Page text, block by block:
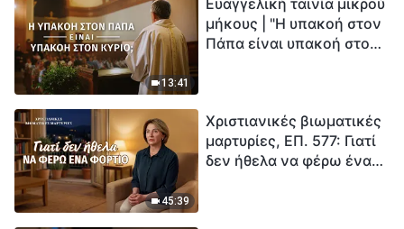
εξαφάνισης». Οι
καταστροφές χτυπούν.
Ξεκινά η αντίστροφη
13:41
μήκους | "Η υπακοή στον
Πάπα είναι υπακοή στον
45:39
Χριστιανικές βιωματικές
μαρτυρίες, ΕΠ. 577: Γιατί
δεν ήθελα να φέρω ένα